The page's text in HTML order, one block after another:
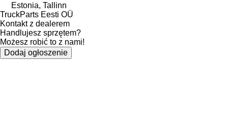
Estonia, Tallinn
TruckParts Eesti OÜ
Kontakt z dealerem
Handlujesz sprzętem?
Możesz robić to z nami!
Dodaj ogłoszenie